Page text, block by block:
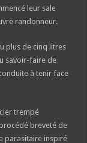
leur sale
randonneur.
plus de cinq litres
savoir-faire de
à tenir face
trempé
breveté de
parasitaire inspiré